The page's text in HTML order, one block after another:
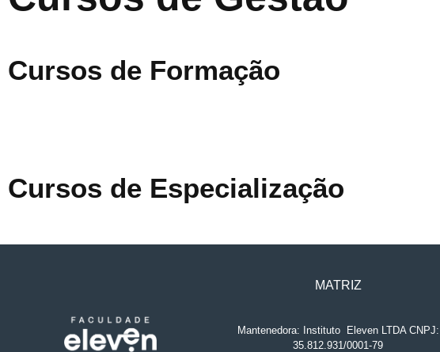
Cursos de Formação
Cursos de Especialização
MATRIZ
Mantenedora: Instituto.
Eleven LTDA CNPJ:
35.812.931/0001-79